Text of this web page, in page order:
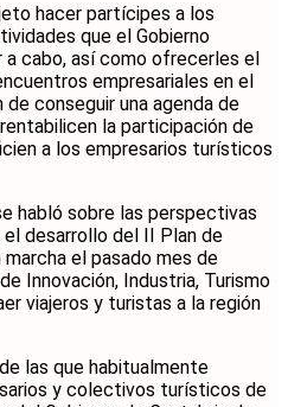
hacer partícipes a los
que el Gobierno
cabo, así como ofrecerles el
empresariales en el
conseguir una agenda de
la participación de
a los empresarios turísticos
habló sobre las perspectivas
desarrollo del II Plan de
el pasado mes de
Innovación, Industria, Turismo
viajeros y turistas a la región
las que habitualmente
y colectivos turísticos de